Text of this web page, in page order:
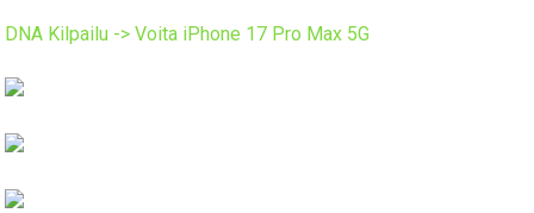
DNA Kilpailu -> Voita iPhone 17 Pro Max 5G